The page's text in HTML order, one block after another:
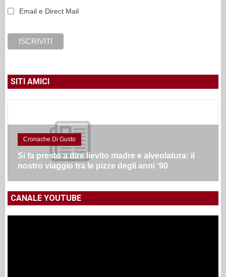
Email e Direct Mail
SITI AMICI
Cronache Di Gusto
Si fa presto a dire lievito madre e alveolatura: il
nostro viaggio tra le pizze degli anni ‘90
CANALE YOUTUBE